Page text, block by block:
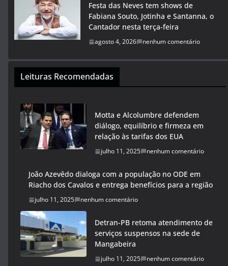
Festa das Neves tem shows de
Fabiana Souto, Jotinha e Santanna, o
Cantador nesta terça-feira
agosto 4, 2026 nenhum comentário
Leituras Recomendadas
Motta e Alcolumbre defendem
diálogo, equilíbrio e firmeza em
relação às tarifas dos EUA
julho 11, 2025 nenhum comentário
João Azevêdo dialoga com a população no ODE em
Riacho dos Cavalos e entrega benefícios para a região
julho 11, 2025 nenhum comentário
Detran-PB retoma atendimento de
serviços suspensos na sede de
Mangabeira
julho 11, 2025 nenhum comentário